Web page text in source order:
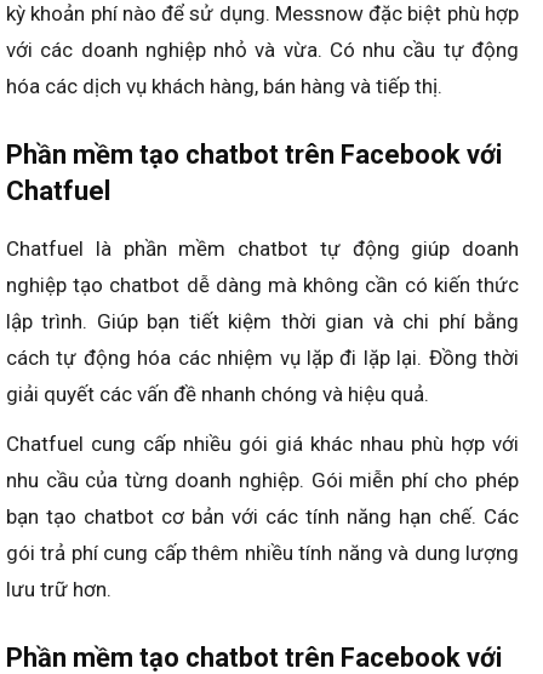
kỳ khoản phí nào để sử dụng. Messnow đặc biệt phù hợp
với các doanh nghiệp nhỏ và vừa. Có nhu cầu tự động
hóa các dịch vụ khách hàng, bán hàng và tiếp thị.
Phần mềm tạo chatbot trên Facebook với
Chatfuel
Chatfuel là phần mềm chatbot tự động giúp doanh
nghiệp tạo chatbot dễ dàng mà không cần có kiến thức
lập trình. Giúp bạn tiết kiệm thời gian và chi phí bằng
cách tự động hóa các nhiệm vụ lặp đi lặp lại. Đồng thời
giải quyết các vấn đề nhanh chóng và hiệu quả.
Chatfuel cung cấp nhiều gói giá khác nhau phù hợp với
nhu cầu của từng doanh nghiệp. Gói miễn phí cho phép
bạn tạo chatbot cơ bản với các tính năng hạn chế. Các
gói trả phí cung cấp thêm nhiều tính năng và dung lượng
lưu trữ hơn.
Phần mềm tạo chatbot trên Facebook với